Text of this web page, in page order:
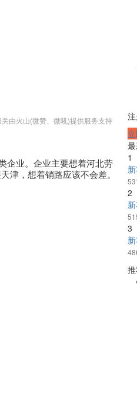
由火山(微赞、微吼)提供服务支持
企业。 企业主要想着河北劳
津，想着销路应该不会差。
1
2
3